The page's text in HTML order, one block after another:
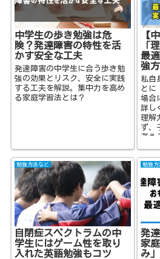
中学生の歩き勉強は危
険？発達障害の特性を活
かす安全な工夫
発達障害の中学生に合う歩き勉
強の効果とリスク、安全に実践
する工夫を解説。集中力を高め
る家庭学習法とは？
【
「
最
強
私自
とに
場合
詳し
理解
ず、
考え
勉強方法など
自閉症スペクトラムの中
学生にはゲーム性を取り
入れた英語勉強もコツ
勉強方
発
家
み